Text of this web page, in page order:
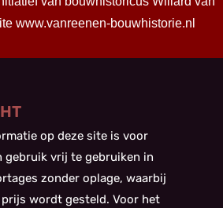
www.vanreenen-bouwhistorie.nl
op deze site is voor
gebruik vrij te gebruiken in
zonder oplage, waarbij
wordt gesteld. Voor het